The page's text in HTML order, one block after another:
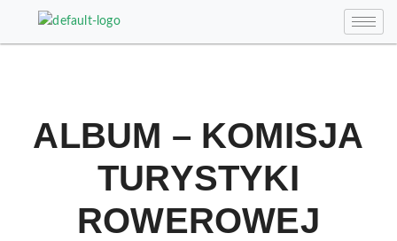
ALBUM – KOMISJA
TURYSTYKI
ROWEROWEJ